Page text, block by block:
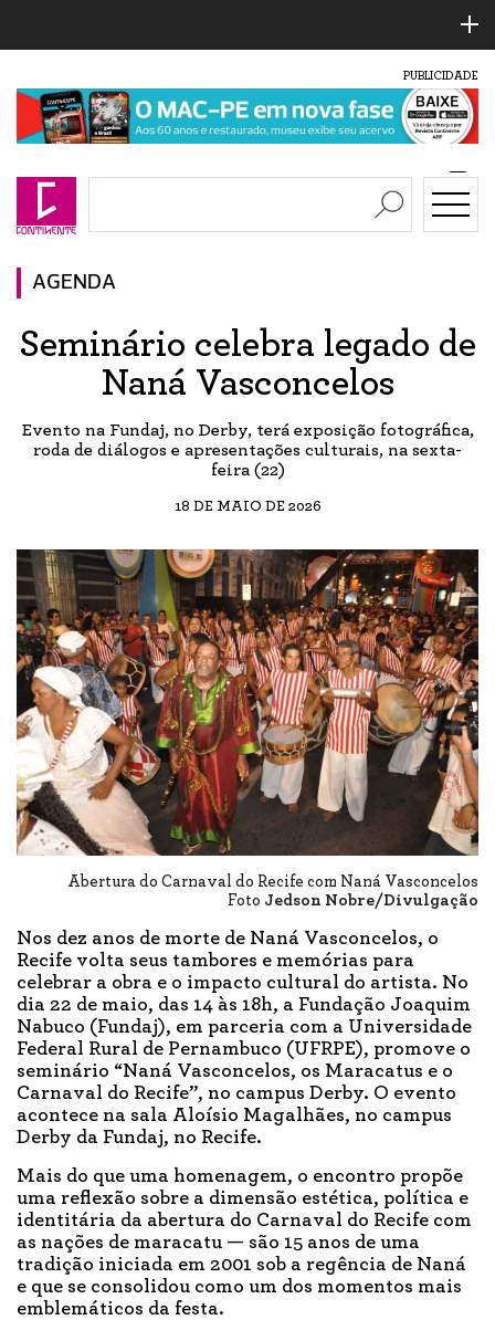
PUBLICIDADE
AGENDA
Seminário celebra legado de
Naná Vasconcelos
Evento na Fundaj, no Derby, terá exposição fotográfica,
roda de diálogos e apresentações culturais, na sexta-
feira (22)
18 DE MAIO DE 2026
Abertura do Carnaval do Recife com Naná Vasconcelos
Foto Jedson Nobre/Divulgação
Nos dez anos de morte de Naná Vasconcelos, o
Recife volta seus tambores e memórias para
celebrar a obra e o impacto cultural do artista. No
dia 22 de maio, das 14 às 18h, a Fundação Joaquim
Nabuco (Fundaj), em parceria com a Universidade
Federal Rural de Pernambuco (UFRPE), promove o
seminário “Naná Vasconcelos, os Maracatus e o
Carnaval do Recife”, no campus Derby. O evento
acontece na sala Aloísio Magalhães, no campus
Derby da Fundaj, no Recife.
Mais do que uma homenagem, o encontro propõe
uma reflexão sobre a dimensão estética, política e
identitária da abertura do Carnaval do Recife com
as nações de maracatu — são 15 anos de uma
tradição iniciada em 2001 sob a regência de Naná
e que se consolidou como um dos momentos mais
emblemáticos da festa.